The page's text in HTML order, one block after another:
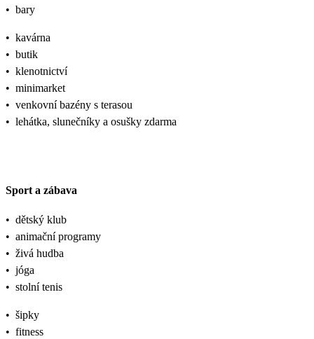
• bary
• kavárna
• butik
• klenotnictví
• minimarket
• venkovní bazény s terasou
• lehátka, slunečníky a osušky zdarma
Sport a zábava
• dětský klub
• animační programy
• živá hudba
• jóga
• stolní tenis
• šipky
• fitness